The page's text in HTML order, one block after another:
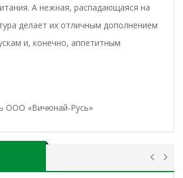
А нежная, распадающаяся на
делает их отличным дополнением
и, конечно, аппетитным
ООО «Вичюнай-Русь»